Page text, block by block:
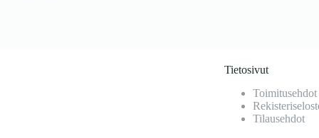
Tietosivut
Toimitusehdot
Tilausehdot